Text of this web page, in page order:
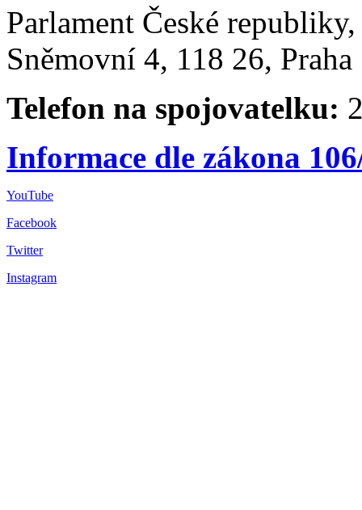
Parlament České
Sněmovní 4, 118 26,
Telefon na spojovatelku:
Informace dle zákona
YouTube
Facebook
Twitter
Instagram